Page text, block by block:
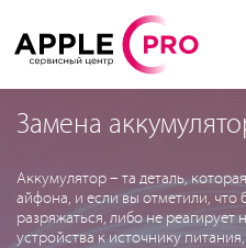
Замена
Аккумулятор – та деталь,
айфона, и если вы отметили, что
разряжаться, либо не
устройства к источнику